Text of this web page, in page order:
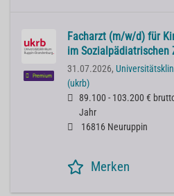
Premium
Facharzt (m/w/d) für
im Sozialpädiatrischen
31.07.2026,
(ukrb)
89.100 - 103.200 €
Jahr
16816 Neuruppin
Merken